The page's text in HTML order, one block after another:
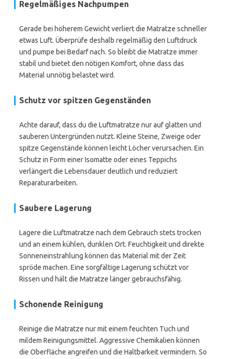
Regelmäßiges Nachpumpen
Gerade bei höherem Gewicht verliert die Matratze schneller
etwas Luft. Überprüfe deshalb regelmäßig den Luftdruck
und pumpe bei Bedarf nach. So bleibt die Matratze immer
stabil und bietet den nötigen Komfort, ohne dass das
Material unnötig belastet wird.
Schutz vor spitzen Gegenständen
Achte darauf, dass du die Luftmatratze nur auf glatten und
sauberen Untergründen nutzt. Kleine Steine, Zweige oder
spitze Gegenstände können leicht Löcher verursachen. Ein
Schutz in Form einer Isomatte oder eines Teppichs
verlängert die Lebensdauer deutlich und reduziert
Reparaturarbeiten.
Saubere Lagerung
Lagere die Luftmatratze nach dem Gebrauch stets trocken
und an einem kühlen, dunklen Ort. Feuchtigkeit und direkte
Sonneneinstrahlung können das Material mit der Zeit
spröde machen. Eine sorgfältige Lagerung schützt vor
Rissen und hält die Matratze länger gebrauchsfähig.
Schonende Reinigung
Reinige die Matratze nur mit einem feuchten Tuch und
mildem Reinigungsmittel. Aggressive Chemikalien können
die Oberfläche angreifen und die Haltbarkeit vermindern. So